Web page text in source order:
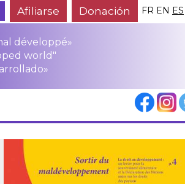
Afiliarse Donación FR EN ES
développé»
world"